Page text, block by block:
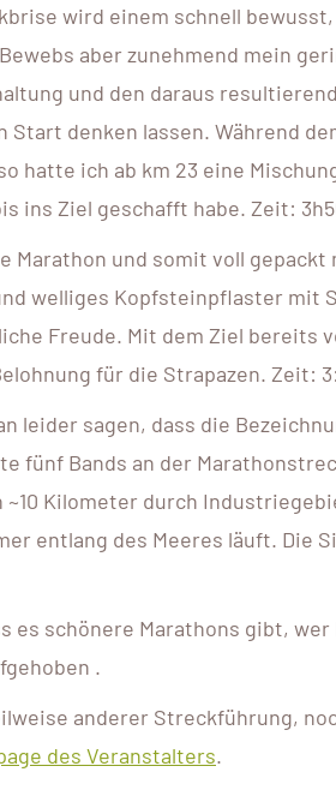
wird einem schnell
aber zunehmend mein
und den daraus
denken lassen. Während
hatte ich ab km 23 eine
ins Ziel geschafft habe. Zeit:
Marathon und somit voll
welliges Kopfsteinpflaster mit
Freude. Mit dem Ziel bereits
für die Strapazen. Zeit:
leider sagen, dass die
fünf Bands an der
Kilometer durch
entlang des Meeres läuft. Die
es schönere Marathons gibt,
.
anderer Streckführung,
des Veranstalters.